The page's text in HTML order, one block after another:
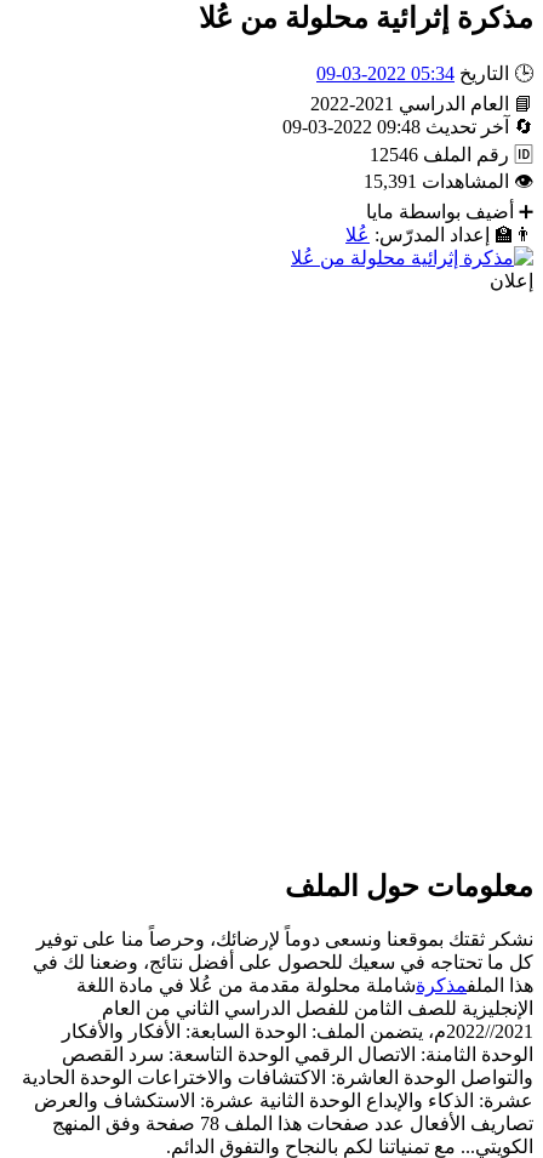
مذكرة إثرائية محلولة من عُلا
🕒 التاريخ 05:34 2022-03-09
📘
العام الدراسي 2021-2022
🔄
آخر تحديث 09:48 2022-03-09
🆔 رقم الملف 12546
👁
المشاهدات 15,391
➕
أضيف بواسطة مايا
👨‍🏫
إعداد المدرّس: عُلا
إعلان
معلومات حول الملف
نشكر ثقتك بموقعنا ونسعى دوماً لإرضائك، وحرصاً منا على توفير
كل ما تحتاجه في سعيك للحصول على أفضل نتائج، وضعنا لك في
هذا الملفمذكرةشاملة محلولة مقدمة من عُلا في مادة اللغة
الإنجليزية للصف الثامن للفصل الدراسي الثاني من العام
2021//2022م، يتضمن الملف: الوحدة السابعة: الأفكار والأفكار
الوحدة الثامنة: الاتصال الرقمي الوحدة التاسعة: سرد القصص
والتواصل الوحدة العاشرة: الاكتشافات والاختراعات الوحدة الحادية
عشرة: الذكاء والإبداع الوحدة الثانية عشرة: الاستكشاف والعرض
تصاريف الأفعال عدد صفحات هذا الملف 78 صفحة وفق المنهج
الكويتي... مع تمنياتنا لكم بالنجاح والتفوق الدائم.